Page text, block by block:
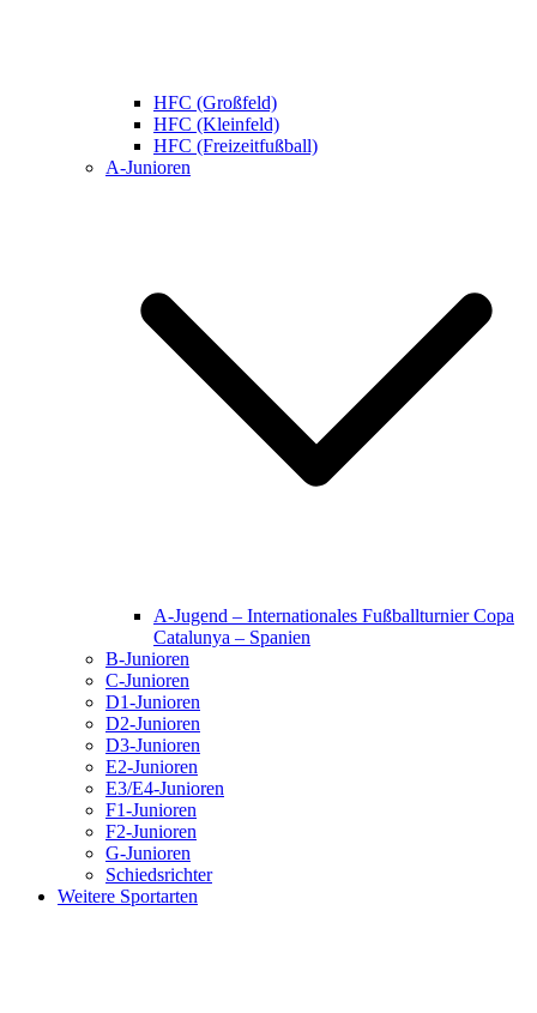
HFC (Großfeld)
HFC (Kleinfeld)
HFC (Freizeitfußball)
A-Junioren
A-Jugend – Internationales Fußballturnier Copa
Catalunya – Spanien
B-Junioren
C-Junioren
D1-Junioren
D2-Junioren
D3-Junioren
E2-Junioren
E3/E4-Junioren
F1-Junioren
F2-Junioren
G-Junioren
Schiedsrichter
Weitere Sportarten